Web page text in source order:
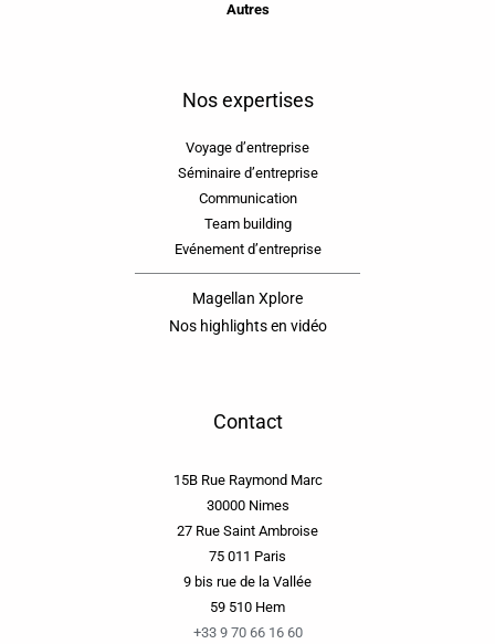
Autres
Nos expertises
Voyage d’entreprise
Séminaire d’entreprise
Communication
Team building
Evénement d’entreprise
Magellan Xplore
Nos highlights en vidéo
Contact
15B Rue Raymond Marc
30000 Nimes
27 Rue Saint Ambroise
75 011 Paris
9 bis rue de la Vallée
59 510 Hem
+33 9 70 66 16 60